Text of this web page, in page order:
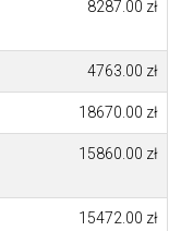
8287.00 zł
4763.00 zł
18670.00 zł
15860.00 zł
15472.00 zł